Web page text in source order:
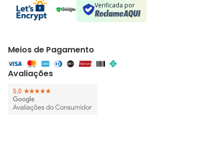
Verificada por
Meios de Pagamento
Avaliações